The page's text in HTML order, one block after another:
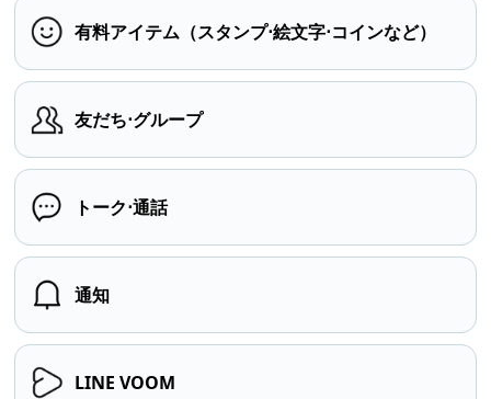
有料アイテム（スタンプ⋅絵文字⋅コインなど）
友だち⋅グループ
トーク⋅通話
通知
LINE VOOM